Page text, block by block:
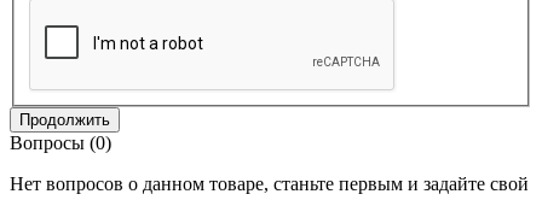
Продолжить
Вопросы (0)
Нет вопросов о данном товаре, станьте первым и задайте свой